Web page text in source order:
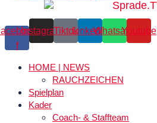
f
InstagramTiktokLinkedinWhatsappYoutube
HOME | NEWS
RAUCHZEICHEN
Spielplan
Kader
Coach- & Staffteam